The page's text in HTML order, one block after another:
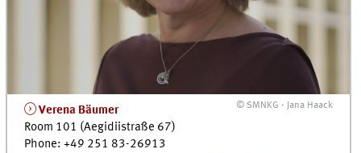
© SMNKG - Jana Haack
Verena Bäumer
Room 101 (Aegidiistraße 67)
Phone: +49 251 83-26913